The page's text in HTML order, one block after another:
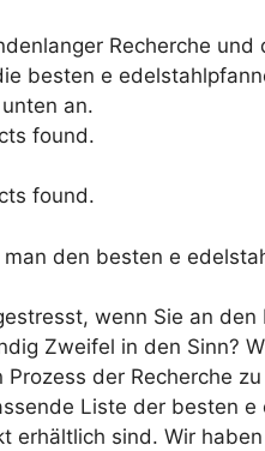
Recherche
besten e
an.
found.
found.
den besten e
wenn Sie an
Zweifel in den Sinn?
Prozess der Recherche
Liste der besten
erhältlich sind. Wir